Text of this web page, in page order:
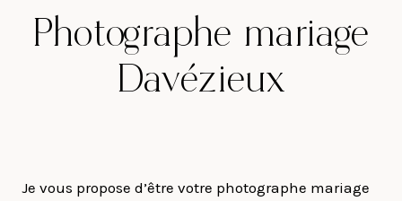
Photographe mariage
Davézieux
Je vous propose d’être votre photographe mariage